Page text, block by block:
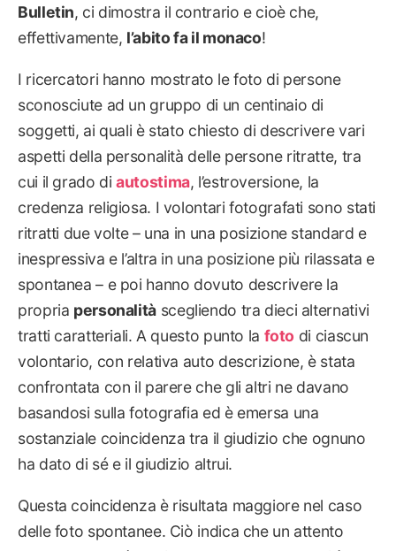
Bulletin, ci dimostra il contrario e cioè che,
effettivamente, l’abito fa il monaco!
I ricercatori hanno mostrato le foto di persone
sconosciute ad un gruppo di un centinaio di
soggetti, ai quali è stato chiesto di descrivere vari
aspetti della personalità delle persone ritratte, tra
cui il grado diautostima, l’estroversione, la
credenza religiosa. I volontari fotografati sono stati
ritratti due volte – una in una posizione standard e
inespressiva e l’altra in una posizione più rilassata e
spontanea – e poi hanno dovuto descrivere la
propria personalitàscegliendo tra dieci alternativi
tratti caratteriali. A questo punto la foto di ciascun
volontario, con relativa auto descrizione, è stata
confrontata con il parere che gli altri ne davano
basandosi sulla fotografia ed è emersa una
sostanziale coincidenza tra il giudizio che ognuno
ha dato di sé e il giudizio altrui.
Questa coincidenza è risultata maggiore nel caso
delle foto spontanee. Ciò indica che un attento